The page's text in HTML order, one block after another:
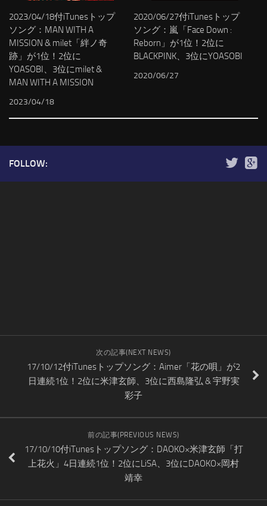
2023/04/18付iTunesトップ
ソング：MAN WITH A
MISSION & milet「絆ノ奇
跡」が1位！2位に
YOASOBI、3位にmilet &
MAN WITH A MISSION
2023/04/18
2020/06/27付iTunesトップ
ソング：嵐「Face Down :
Reborn」が1位！2位に
BLACKPINK、3位にYOASOBI
2020/06/27
FOLLOW:
次の記事(NEXT NEWS)
17/10/12付iTunesトップソング：Aimer「花の唄」が2
日連続1位！2位に米津玄師、3位に西島隆弘 & 宇野実
彩子
前の記事(PREVIOUS NEWS)
17/10/10付iTunesトップソング：DAOKO×米津玄師「打
上花火」4日連続1位！2位にLiSA、3位にDAOKO×岡村
靖幸